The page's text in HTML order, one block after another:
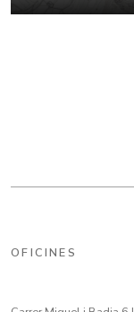
OFICINES